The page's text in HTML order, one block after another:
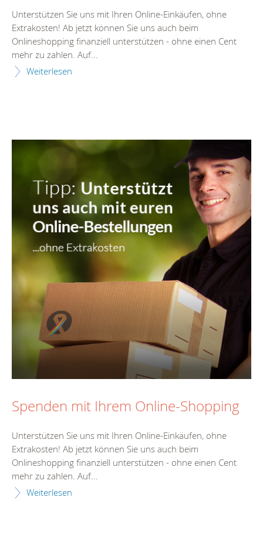
Unterstützen Sie uns mit Ihren Online-Einkäufen, ohne
Extrakosten! Ab jetzt können Sie uns auch beim
Onlineshopping finanziell unterstützen - ohne einen Cent
mehr zu zahlen. Auf...
Weiterlesen
Spenden mit Ihrem Online-Shopping
Unterstützen Sie uns mit Ihren Online-Einkäufen, ohne
Extrakosten! Ab jetzt können Sie uns auch beim
Onlineshopping finanziell unterstützen - ohne einen Cent
mehr zu zahlen. Auf...
Weiterlesen